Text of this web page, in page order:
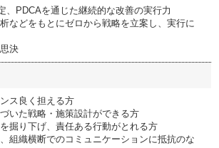
、PDCAを通じた継続的な改善の実行力
などをもとにゼロから戦略を立案し、実行に
決
ス良く担える方
いた戦略・施策設計ができる方
掘り下げ、責任ある行動がとれる方
組織横断でのコミュニケーションに抵抗のな